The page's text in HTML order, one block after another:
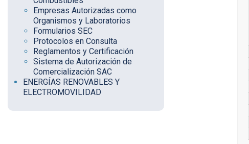
Empresas Autorizadas como
Organismos y Laboratorios
Formularios SEC
Protocolos en Consulta
Reglamentos y Certificación
Sistema de Autorización de
Comercialización SAC
ENERGÍAS RENOVABLES Y
ELECTROMOVILIDAD